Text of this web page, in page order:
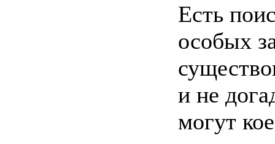
Есть
особых
и не
могут